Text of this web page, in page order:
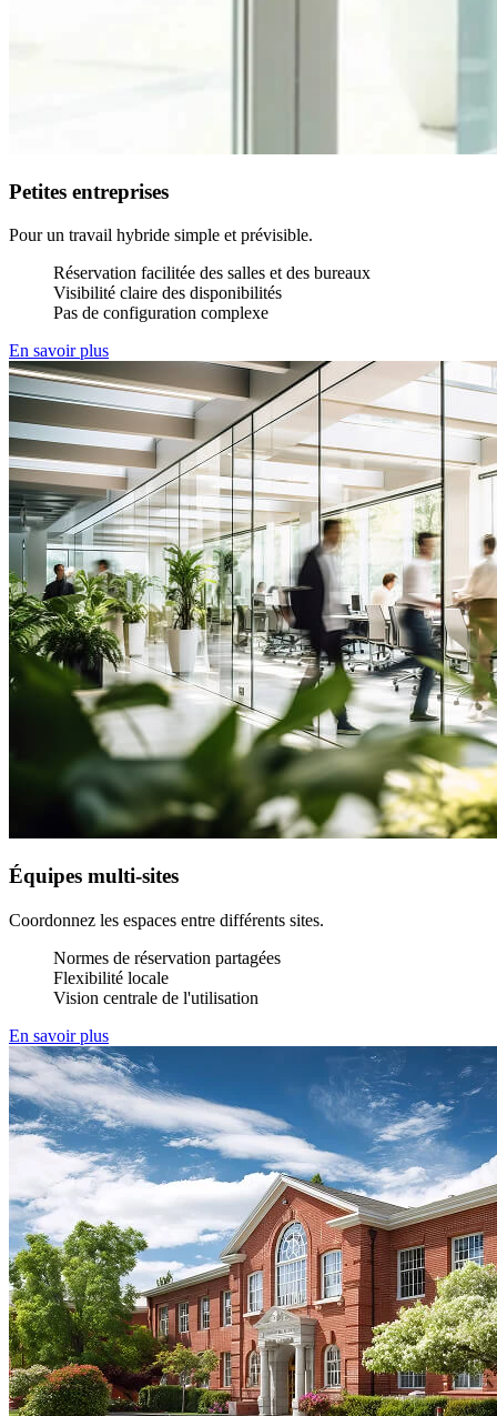
Petites entreprises
Pour un travail hybride simple et prévisible.
Réservation facilitée des salles et des bureaux
Visibilité claire des disponibilités
Pas de configuration complexe
En savoir plus
Équipes multi-sites
Coordonnez les espaces entre différents sites.
Normes de réservation partagées
Flexibilité locale
Vision centrale de l'utilisation
En savoir plus